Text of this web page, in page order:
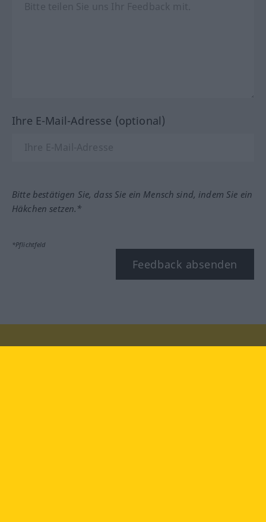
Ihre E-Mail-Adresse (optional)
Bitte bestätigen Sie, dass Sie ein Mensch sind, indem Sie ein
Häkchen setzen.*
*Pflichtfeld
Feedback absenden